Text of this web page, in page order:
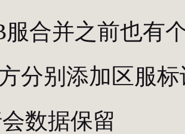
服合并之前也有
分别添加区服标
数据保留